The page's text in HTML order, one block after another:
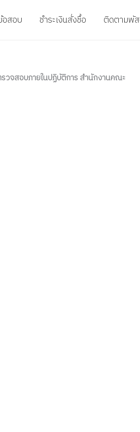
อสอบ ชำระเงินสั่งชื้อ ติดตามพั
วจสอบภายในปฏิบัติการ สำนักงานคณะ